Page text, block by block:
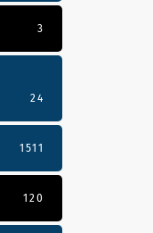
3
24
1511
120